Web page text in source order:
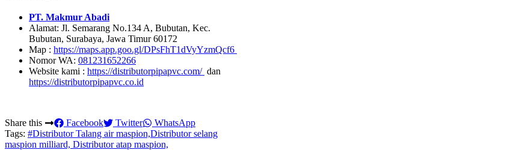
PT. Makmur Abadi
Alamat: Jl. Semarang No.134 A, Bubutan, Kec.
Bubutan, Surabaya, Jawa Timur 60172
Map : https://maps.app.goo.gl/DPsFhT1dVyYzmQcf6
Nomor WA: 081231652266
Website kami : https://distributorpipapvc.com/ dan
https://distributorpipapvc.co.id
Share this Facebook Twitter
WhatsApp
Tags: #Distributor Talang air maspion,Distributor selang
maspion milliard, Distributor atap maspion,